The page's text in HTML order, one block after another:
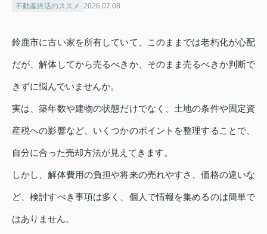
不動産終活のススメ 2026.07.08
鈴鹿市に古い家を所有していて、このままでは老朽化が心配
だが、解体してから売るべきか、そのまま売るべきか判断で
きずに悩んでいませんか。
実は、築年数や建物の状態だけでなく、土地の条件や固定資
産税への影響など、いくつかのポイントを整理することで、
自分に合った売却方法が見えてきます。
しかし、解体費用の負担や将来の売れやすさ、価格の違いな
ど、検討すべき事項は多く、個人で情報を集めるのは簡単で
はありません。